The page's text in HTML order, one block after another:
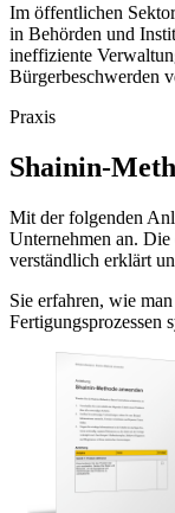
Im öffentlichen
in Behörden und
ineffiziente
Bürgerbeschwerden
Praxis
Shainin-
Mit der folgenden
Unternehmen an. Die
verständlich erklärt
Sie erfahren, wie
Fertigungsprozessen